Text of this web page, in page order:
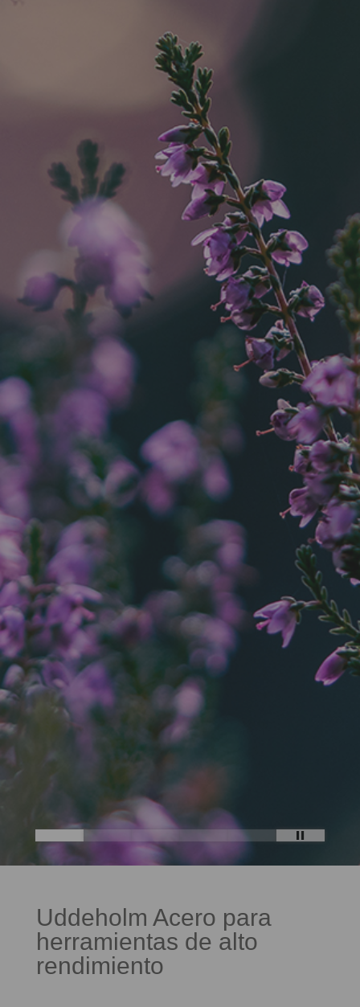
Uddeholm Acero para
herramientas de alto
rendimiento